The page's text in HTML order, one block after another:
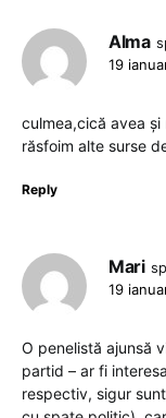
Alma
19
culmea,cică avea
răsfoim alte surse
Reply
Mari
19
O penelistă ajunsă
partid – ar fi
respectiv, sigur